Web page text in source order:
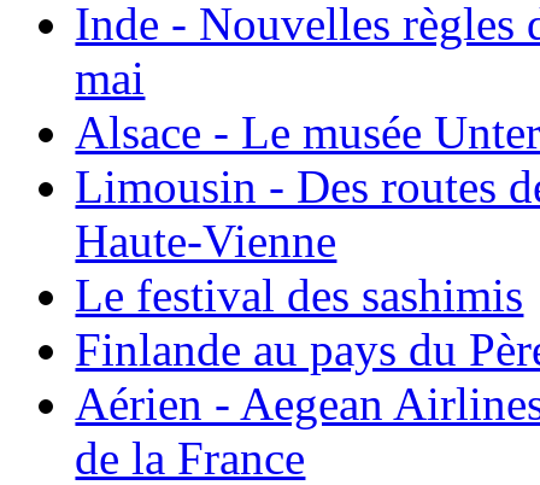
Inde - Nouvelles règles
mai
Alsace - Le musée
Limousin - Des routes
Haute-Vienne
Le festival des sashimis
Finlande au pays du
Aérien - Aegean
de la France